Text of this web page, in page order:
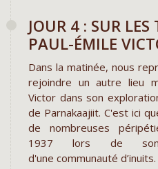
JOUR 4 : SUR LES
PAUL-ÉMILE
Dans la matinée, nous
rejoindre un autre lieu
Victor dans son
de Parnakaajiit. C'est ici
de nombreuses
1937 lors de son
d'une communauté d’inuits.